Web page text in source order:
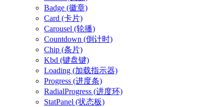
Badge (徽章)
Card (卡片)
Carousel (轮播)
Countdown (倒计时)
Chip (条片)
Kbd (键盘键)
Loading (加载指示器)
Progress (进度条)
RadialProgress (进度环)
StatPanel (状态板)